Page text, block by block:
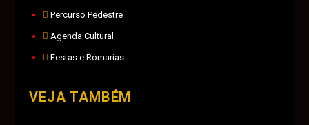
Percurso Pedestre
Agenda Cultural
Festas e Romarias
VEJA TAMBÉM